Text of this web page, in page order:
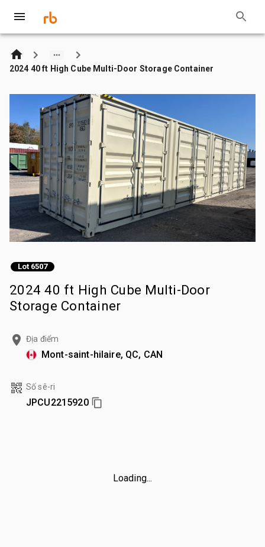
2024 40 ft High Cube Multi-Door Storage Container
Lot 6507
2024 40 ft High Cube Multi-Door
Storage Container
Địa điểm
Mont-saint-hilaire, QC, CAN
Số sê-ri
JPCU2215920
Loading...